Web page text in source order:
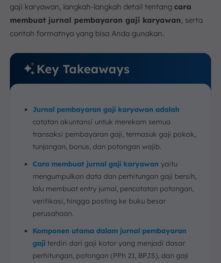
c. Buat Checklist
d. Buat Jadwal Audit Rutin
e. Simpan Dokumen Pendukung
9. Kesimpulan
FAQ:
gaji karyawan, langkah-langkah detail tentang cara
membuat jurnal pembayaran gaji karyawan, serta
contoh formatnya yang bisa Anda gunakan.
Key Takeaways
Jurnal pembayaran gaji karyawan adalah
catatan akuntansi untuk merekam semua
transaksi pembayaran gaji, termasuk gaji pokok,
tunjangan, bonus, dan potongan wajib.
Cara membuat jurnal gaji karyawan yaitu
mengumpulkan data dan perhitungan gaji bersih,
lalu membuat entry jurnal, pencatatan potongan,
verifikasi, hingga posting ke buku besar
perusahaan.
Komponen utama dalam jurnal pembayaran
gaji terdiri dari gaji kotor yang menjadi dasar
perhitungan, potongan (PPh 21, BPJS), dan gaji